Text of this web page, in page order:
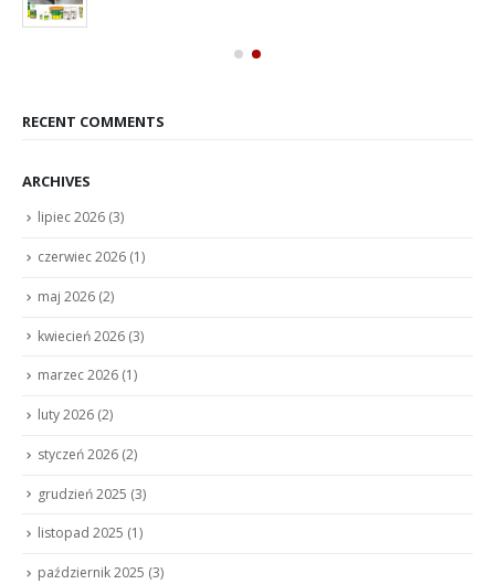
RECENT COMMENTS
ARCHIVES
lipiec 2026 (3)
czerwiec 2026 (1)
maj 2026 (2)
kwiecień 2026 (3)
marzec 2026 (1)
luty 2026 (2)
styczeń 2026 (2)
grudzień 2025 (3)
listopad 2025 (1)
październik 2025 (3)